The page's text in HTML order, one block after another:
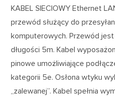
KABEL SIECIOWY Ethernet
przewód służący do
komputerowych. Przewód
długości 5m. Kabel
pinowe umożliwiające
kategorii 5e. Osłona wtyku
„zalewanej”. Kabel spełnia